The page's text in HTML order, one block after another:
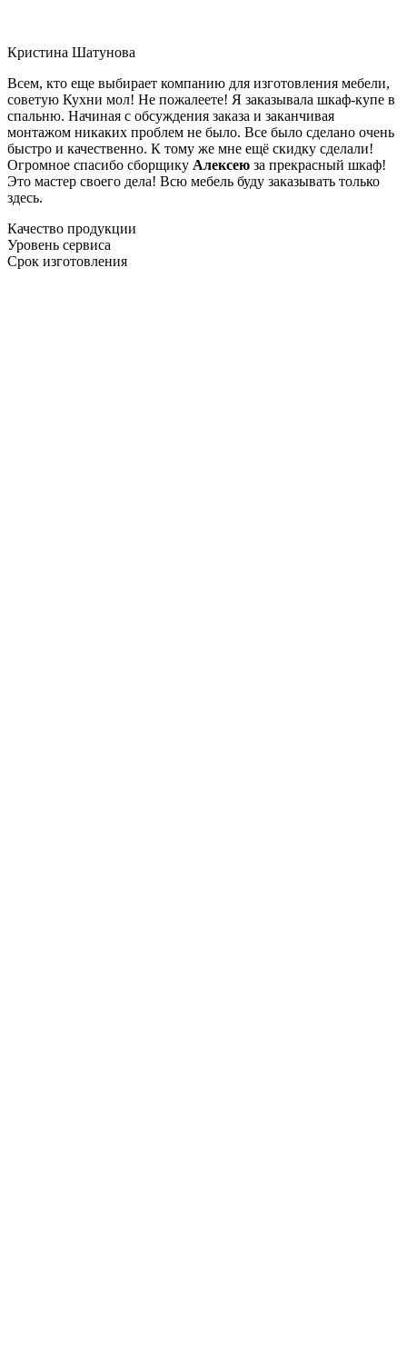
Кристина Шатунова
Всем, кто еще выбирает компанию для изготовления мебели,
советую Кухни мол! Не пожалеете! Я заказывала шкаф-купе в
спальню. Начиная с обсуждения заказа и заканчивая
монтажом никаких проблем не было. Все было сделано очень
быстро и качественно. К тому же мне ещё скидку сделали!
Огромное спасибо сборщику Алексею за прекрасный шкаф!
Это мастер своего дела! Всю мебель буду заказывать только
здесь.
Качество продукции
Уровень сервиса
Срок изготовления